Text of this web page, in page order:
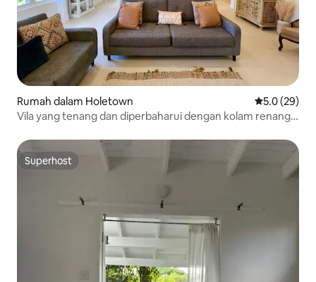
Rumah dalam Holetown Penarafan
5.0 (29)
Vila yang tenang dan diperbaharui dengan kolam renang
Superhost
Superhost